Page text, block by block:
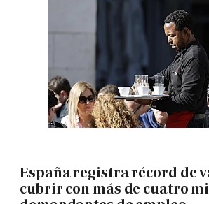
España registra récord de
cubrir con más de cuatro